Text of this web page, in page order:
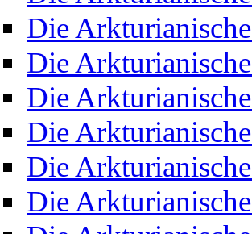
Die
Die
Die
Die
Die
Die